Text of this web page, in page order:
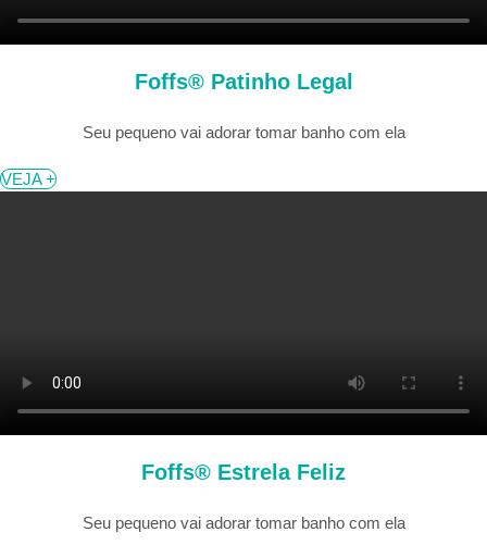
Foffs® Patinho Legal
Seu pequeno vai adorar tomar banho com ela
VEJA +
Foffs® Estrela Feliz
Seu pequeno vai adorar tomar banho com ela